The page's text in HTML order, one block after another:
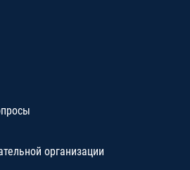
организации